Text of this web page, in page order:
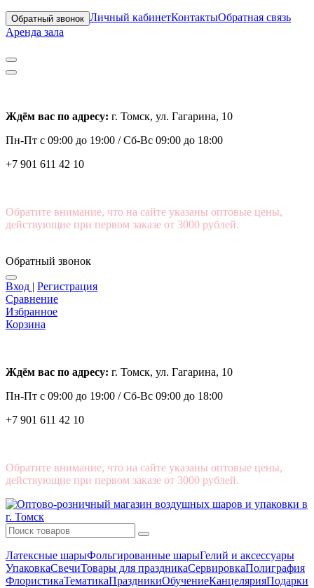
Обратный звонок Личный кабинетКонтактыОбратная связь
Аренда зала
Ждём вас по адресу: г. Томск, ул. Гагарина, 10
Пн-Пт с 09:00 до 19:00 /Сб-Вс 09:00 до 18:00
+7 901 611 42 10
Обратите внимание, что на сайте указаны оптовые цены,
действующие при первом заказе от 3000 рублей.
Обратный звонок
Вход | Регистрация
Сравнение
Избранное
Корзина
Ждём вас по адресу: г. Томск, ул. Гагарина, 10
Пн-Пт с 09:00 до 19:00 /Сб-Вс 09:00 до 18:00
+7 901 611 42 10
Обратите внимание, что на сайте указаны оптовые цены,
действующие при первом заказе от 3000 рублей.
Латексные шарыФольгированные шарыГелий и аксессуары
УпаковкаСвечиТовары для праздникаСервировкаПолиграфия
ФлористикаТематикаПраздникиОбучениеКанцелярияПодарки